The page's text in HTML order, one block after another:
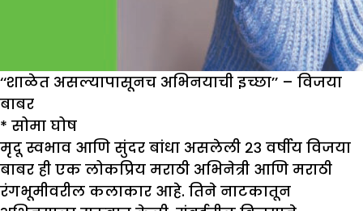
‘‘शाळेत असल्यापासूनच अभिनयाची इच्छा’’ – विजया
बाबर
* सोमा घोष
मृदू स्वभाव आणि सुंदर बांधा असलेली २३ वर्षीय विजया
बाबर ही एक लोकप्रिय मराठी अभिनेत्री आणि मराठी
रंगभूमीवरील कलाकार आहे. तिने नाटकातून